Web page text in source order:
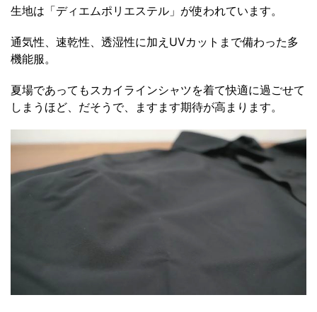
生地は「ディエムポリエステル」が使われています。
通気性、速乾性、透湿性に加えUVカットまで備わった多
機能服。
夏場であってもスカイラインシャツを着て快適に過ごせて
しまうほど、だそうで、ますます期待が高まります。